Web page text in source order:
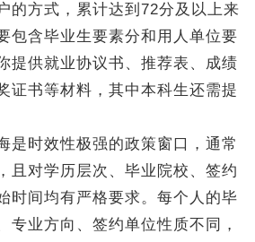
的方式，累计达到72分及以上来
包含毕业生要素分和用人单位要
提供就业协议书、推荐表、成绩
证书等材料，其中本科生还需提
时效性极强的政策窗口，通常
且对学历层次、毕业院校、签约
时间均有严格要求。每个人的毕
专业方向、签约单位性质不同，